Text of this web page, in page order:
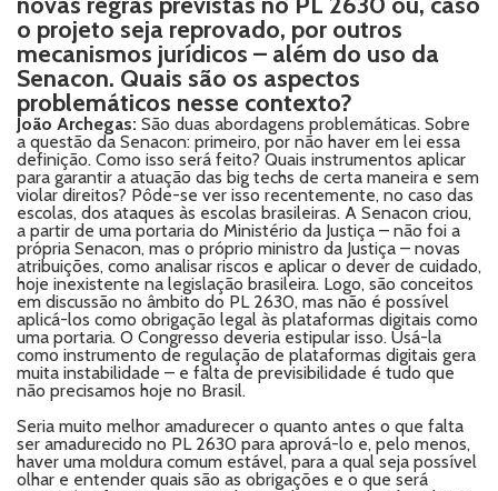
o projeto seja reprovado, por outros
mecanismos jurídicos – além do uso da
Senacon. Quais são os aspectos
problemáticos nesse contexto?
João Archegas: São duas abordagens problemáticas. Sobre
a questão da Senacon: primeiro, por não haver em lei essa
definição. Como isso será feito? Quais instrumentos aplicar
para garantir a atuação das big techs de certa maneira e sem
violar direitos? Pôde-se ver isso recentemente, no caso das
escolas, dos ataques às escolas brasileiras. A Senacon criou,
a partir de uma portaria do Ministério da Justiça – não foi a
própria Senacon, mas o próprio ministro da Justiça – novas
atribuições, como analisar riscos e aplicar o dever de cuidado,
hoje inexistente na legislação brasileira. Logo, são conceitos
em discussão no âmbito do PL 2630, mas não é possível
aplicá-los como obrigação legal às plataformas digitais como
uma portaria. O Congresso deveria estipular isso. Usá-la
como instrumento de regulação de plataformas digitais gera
muita instabilidade – e falta de previsibilidade é tudo que
não precisamos hoje no Brasil.
Seria muito melhor amadurecer o quanto antes o que falta
ser amadurecido no PL 2630 para aprová-lo e, pelo menos,
haver uma moldura comum estável, para a qual seja possível
olhar e entender quais são as obrigações e o que será